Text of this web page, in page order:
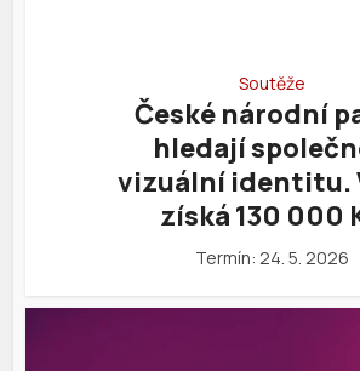
Soutěže
České národní
hledají
vizuální identitu.
získá 130 000
Termín: 24. 5. 2026